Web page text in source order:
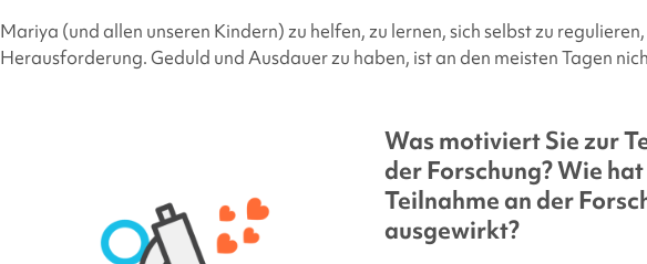
Mariya (und allen unseren Kindern) zu helfen, zu lernen, sich selbst zu
Herausforderung. Geduld und Ausdauer zu haben, ist an den meisten Tagen
Was motiviert Sie zur
der Forschung? Wie
Teilnahme an der
ausgewirkt?